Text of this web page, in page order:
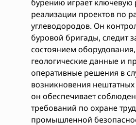
бурению играет ключевую
реализации проектов по
углеводородов. Он
буровой бригады, следит
состоянием
геологические данные и
оперативные решения в
возникновения нештатных
он обеспечивает
требований по охране
промышленной